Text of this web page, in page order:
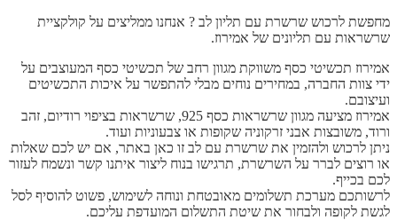
מחפשת לרכוש שרשרת עם תליון לב ? אנחנו ממליצים על קולקציית
שרשראות עם תליונים של אמירוז.
אמירוז תכשיטי כסף משווקת מגוון רחב של תכשיטי כסף המעוצבים על
ידי צוות החברה, במחירים נוחים מבלי להתפשר על איכות התכשיטים
ועיצובם.
אמירוז מציעה מגוון שרשראות כסף 925, שרשראות בציפוי רודיום, זהב
ורוד, משובצות אבני זרקוניה שקופות או צבעוניות ועוד.
ניתן לרכוש ולהזמין את שרשרת עם לב זו כאן באתר, אם יש לכם שאלות
או רוצים לברר על השרשרת, תרגישו בנוח ליצור איתנו קשר ונשמח לעזור
לכם בכייף.
לרשותכם מערכת תשלומים מאובטחת ונוחה לשימוש, פשוט להוסיף לסל
לגשת לקופה ולבחור את שיטת התשלום המועדפת עליכם.